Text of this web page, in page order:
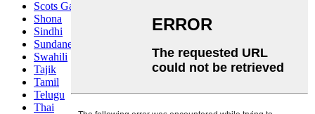
Scots Gaelic
Shona
Sindhi
Sundanese
Swahili
Tajik
Tamil
Telugu
Thai